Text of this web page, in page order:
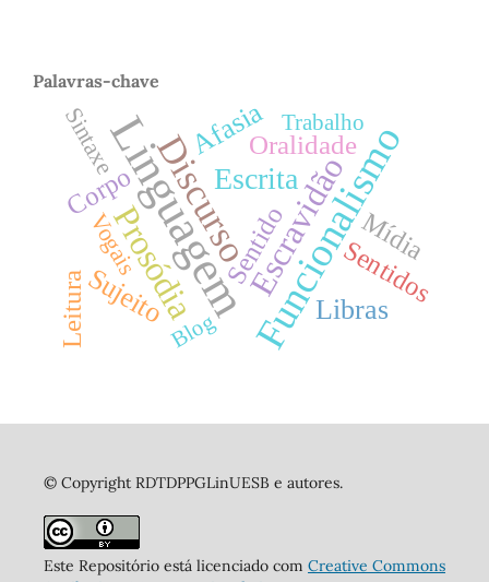
Palavras-chave
LinguagemFuncionalismo
Discurso
Prosódia Escravidão
Escrita
Libras
Sujeito
Afasia
Leitura Sentidos
Sentido Mídia
Oralidade
Corpo
Vogais
Sintaxe Trabalho
Blog
© Copyright RDTDPPGLinUESB e autores.
Este Repositório está licenciado comCreative Commons